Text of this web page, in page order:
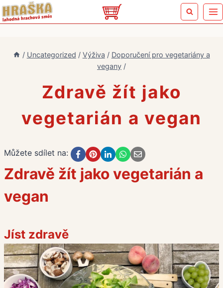
Přeskočit
na
/ Uncategorized / Výživa / Doporučení pro vegetariány a
vegany /
Zdravě žít jako
vegetarián a vegan
Můžete sdílet na:
Zdravě žít jako vegetarián a
vegan
Jíst zdravě